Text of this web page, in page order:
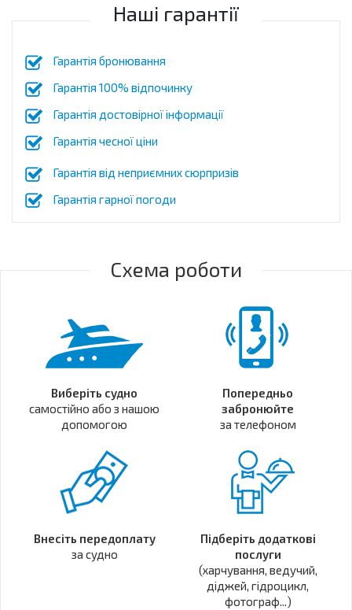
Наші гарантії
Гарантія бронювання
Гарантія 100% відпочинку
Гарантія достовірної інформації
Гарантія чесної ціни
Гарантія від неприємних сюрпризів
Гарантія гарної погоди
Схема роботи
Виберіть судно
самостійно або з нашою
допомогою
Попередньо
забронюйте
за телефоном
Внесіть передоплату
за судно
Підберіть додаткові
послуги
(харчування, ведучий,
діджей, гідроцикл,
фотограф...)